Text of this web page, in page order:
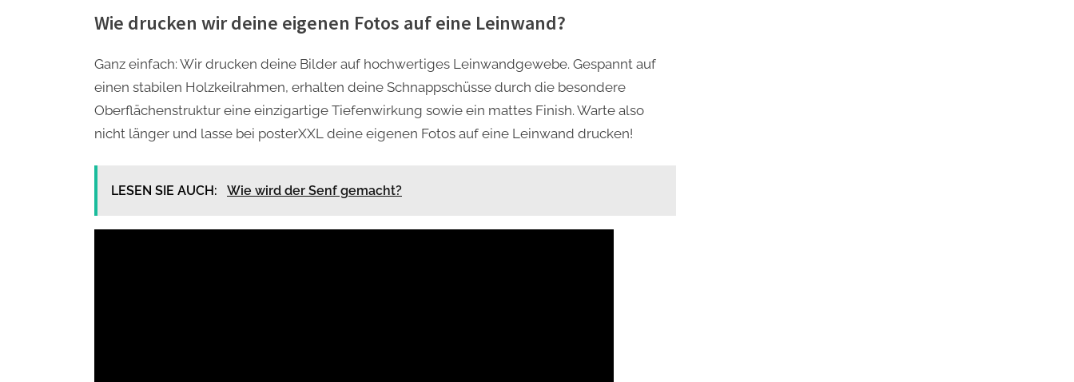
Wie drucken wir deine eigenen Fotos auf eine Leinwand?
Ganz einfach: Wir drucken deine Bilder auf hochwertiges Leinwandgewebe. Gespannt auf
einen stabilen Holzkeilrahmen, erhalten deine Schnappschüsse durch die besondere
Oberflächenstruktur eine einzigartige Tiefenwirkung sowie ein mattes Finish. Warte also
nicht länger und lasse bei posterXXL deine eigenen Fotos auf eine Leinwand drucken!
LESEN SIE AUCH: Wie wird der Senf gemacht?